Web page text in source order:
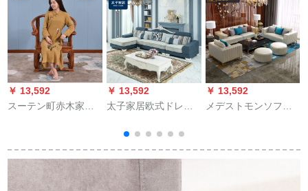
￥ 13,592
スーテン町赤木家具
ソファァ皇冠椅子椅
子椅子セストン1人挂
￥ 13,592
太子家居欧式ドレー
の家型リング家具を
セットライトした木
彫りソファS-2276[A
款青]1+3+右妃ソファ
￥ 13,592
メデストモンソファ
ます。3人掛けます。